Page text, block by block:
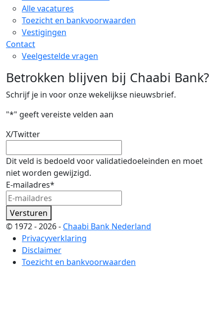
Alle vacatures
Toezicht en bankvoorwaarden
Vestigingen
Contact
Veelgestelde vragen
Betrokken blijven bij Chaabi Bank?
Schrijf je in voor onze wekelijkse nieuwsbrief.
"*" geeft vereiste velden aan
X/Twitter
Dit veld is bedoeld voor validatiedoeleinden en moet
niet worden gewijzigd.
E-mailadres*
Versturen
© 1972 - 2026 - Chaabi Bank Nederland
Privacyverklaring
Disclaimer
Toezicht en bankvoorwaarden